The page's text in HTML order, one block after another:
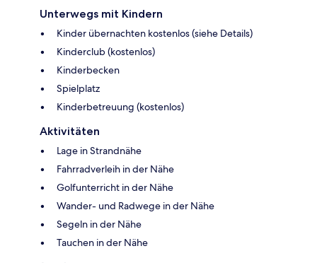
Unterwegs mit Kindern
Kinder übernachten kostenlos (siehe Details)
Kinderclub (kostenlos)
Kinderbecken
Spielplatz
Kinderbetreuung (kostenlos)
Aktivitäten
Lage in Strandnähe
Fahrradverleih in der Nähe
Golfunterricht in der Nähe
Wander- und Radwege in der Nähe
Segeln in der Nähe
Tauchen in der Nähe